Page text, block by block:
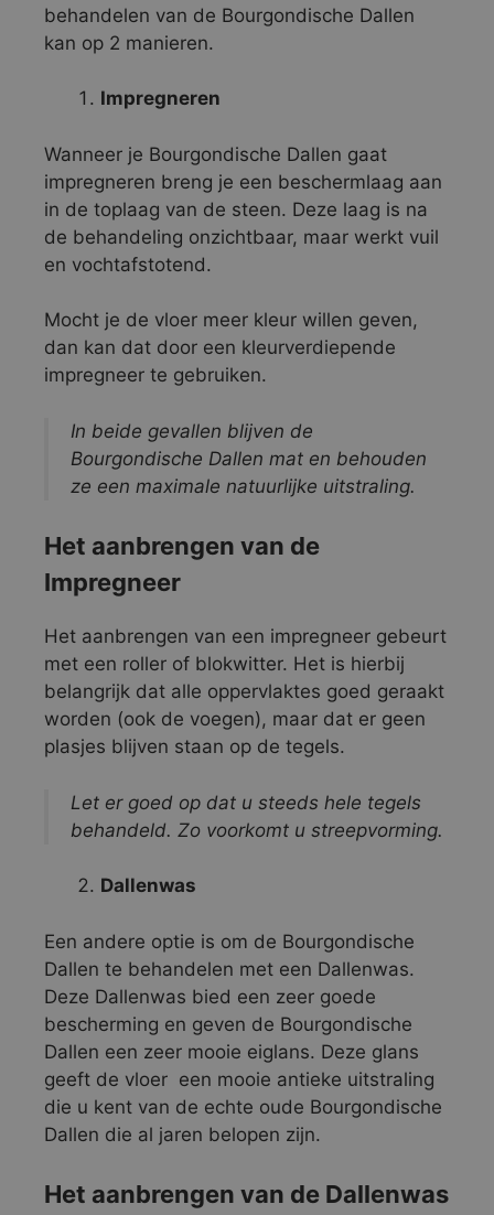
behandelen van de Bourgondische Dallen
kan op 2 manieren.
Impregneren
Wanneer je Bourgondische Dallen gaat
impregneren breng je een beschermlaag aan
in de toplaag van de steen. Deze laag is na
de behandeling onzichtbaar, maar werkt vuil
en vochtafstotend.
Mocht je de vloer meer kleur willen geven,
dan kan dat door een kleurverdiepende
impregneer te gebruiken.
In beide gevallen blijven de
Bourgondische Dallen mat en behouden
ze een maximale natuurlijke uitstraling.
Het aanbrengen van de
Impregneer
Het aanbrengen van een impregneer gebeurt
met een roller of blokwitter. Het is hierbij
belangrijk dat alle oppervlaktes goed geraakt
worden (ook de voegen), maar dat er geen
plasjes blijven staan op de tegels.
Let er goed op dat u steeds hele tegels
behandeld. Zo voorkomt u streepvorming.
Dallenwas
Een andere optie is om de Bourgondische
Dallen te behandelen met een Dallenwas.
Deze Dallenwas bied een zeer goede
bescherming en geven de Bourgondische
Dallen een zeer mooie eiglans. Deze glans
geeft de vloer een mooie antieke uitstraling
die u kent van de echte oude Bourgondische
Dallen die al jaren belopen zijn.
Het aanbrengen van de Dallenwas